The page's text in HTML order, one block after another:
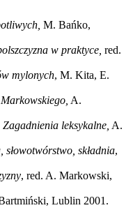
M. Bańko,
w praktyce, red.
mylonych, M. Kita, E.
A.
leksykalne, A.
składnia,
, red. A. Markowski,
Lublin 2001.